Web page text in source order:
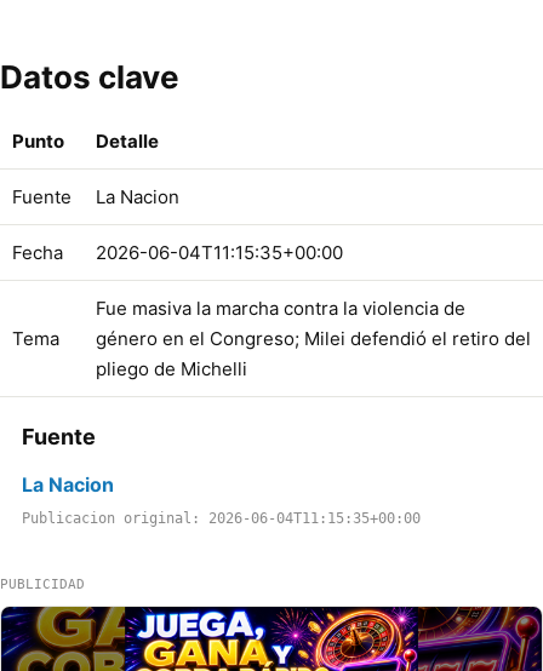
Datos clave
Punto Detalle
Fuente La Nacion
Fecha 2026-06-04T11:15:35+00:00
Tema
Fue masiva la marcha contra la violencia de
género en el Congreso; Milei defendió el retiro del
pliego de Michelli
Fuente
La Nacion
Publicacion original: 2026-06-04T11:15:35+00:00
PUBLICIDAD